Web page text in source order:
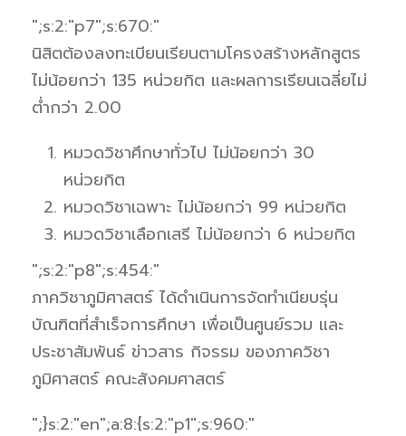
";s:2:"p7";s:670:"
นิสิตต้องลงทะเบียนเรียนตามโครงสร้างหลักสูตร
ไม่น้อยกว่า 135 หน่วยกิต และผลการเรียนเฉลี่ยไม่
ต่ำกว่า 2.00
หมวดวิชาศึกษาทั่วไป ไม่น้อยกว่า 30
หน่วยกิต
หมวดวิชาเฉพาะ ไม่น้อยกว่า 99 หน่วยกิต
หมวดวิชาเลือกเสรี ไม่น้อยกว่า 6 หน่วยกิต
";s:2:"p8";s:454:"
ภาควิชาภูมิศาสตร์ ได้ดำเนินการจัดทำเนียบรุ่น
บัณฑิตที่สำเร็จการศึกษา เพื่อเป็นศูนย์รวม และ
ประชาสัมพันธ์ ข่าวสาร กิจรรม ของภาควิชา
ภูมิศาสตร์ คณะสังคมศาสตร์
";}s:2:"en";a:8:{s:2:"p1";s:960:"